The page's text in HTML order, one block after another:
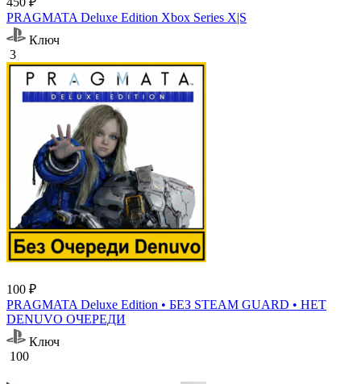
PRAGMATA Deluxe Edition Xbox Series X|S
Ключ
3
100 ₽
PRAGMATA Deluxe Edition • БЕЗ STEAM GUARD • НЕТ
DENUVO ОЧЕРЕДИ
Ключ
100